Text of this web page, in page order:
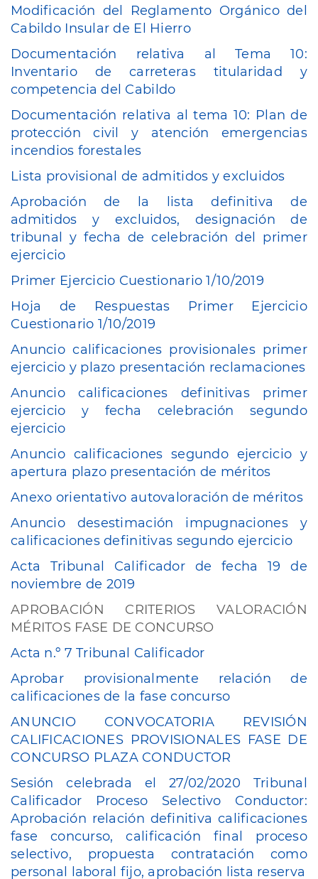
Modificación del Reglamento Orgánico del
Cabildo Insular de El Hierro
Documentación relativa al Tema 10:
Inventario de carreteras titularidad y
competencia del Cabildo
Documentación relativa al tema 10: Plan de
protección civil y atención emergencias
incendios forestales
Lista provisional de admitidos y excluidos
Aprobación de la lista definitiva de
admitidos y excluidos, designación de
tribunal y fecha de celebración del primer
ejercicio
Primer Ejercicio Cuestionario 1/10/2019
Hoja de Respuestas Primer Ejercicio
Cuestionario 1/10/2019
Anuncio calificaciones provisionales primer
ejercicio y plazo presentación reclamaciones
Anuncio calificaciones definitivas primer
ejercicio y fecha celebración segundo
ejercicio
Anuncio calificaciones segundo ejercicio y
apertura plazo presentación de méritos
Anexo orientativo autovaloración de méritos
Anuncio desestimación impugnaciones y
calificaciones definitivas segundo ejercicio
Acta Tribunal Calificador de fecha 19 de
noviembre de 2019
APROBACIÓN CRITERIOS VALORACIÓN
MÉRITOS FASE DE CONCURSO
Acta n.º 7 Tribunal Calificador
Aprobar provisionalmente relación de
calificaciones de la fase concurso
ANUNCIO CONVOCATORIA REVISIÓN
CALIFICACIONES PROVISIONALES FASE DE
CONCURSO PLAZA CONDUCTOR
Sesión celebrada el 27/02/2020 Tribunal
Calificador Proceso Selectivo Conductor:
Aprobación relación definitiva calificaciones
fase concurso, calificación final proceso
selectivo, propuesta contratación como
personal laboral fijo, aprobación lista reserva